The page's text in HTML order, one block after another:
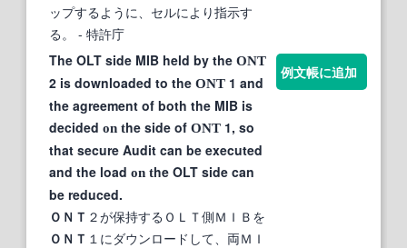
ップするように、セルにより指示す
る。
- 特許庁
The OLT side MIB held by the ONT
2 is downloaded to the ONT 1 and
the agreement of both the MIB is
decided on the side of ONT 1, so
that secure Audit can be executed
and the load on the OLT side can
be reduced.
ＯＮＴ ２が保持するＯＬＴ側ＭＩＢを
ＯＮＴ １にダウンロードして、両ＭＩ
例文帳に追加